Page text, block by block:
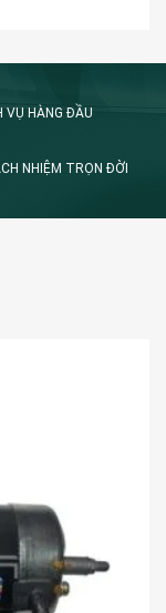
VỤ HÀNG ĐẦU
NHIỆM TRỌN ĐỜI